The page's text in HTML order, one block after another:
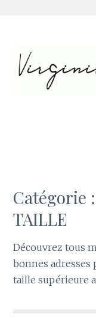
contenu
Catégorie :
TAILLE
Découvrez tous
bonnes adresses
taille supérieure